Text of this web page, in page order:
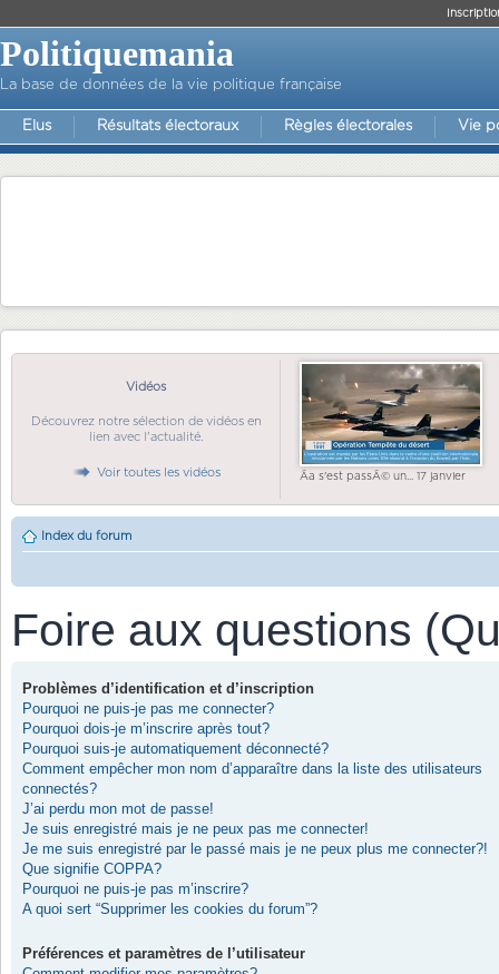
Politiquemania
La base de données de la vie politique française
Elus Résultats électoraux Règles électorales Vie
Vidéos
Découvrez notre sélection de vidéos en
lien avec l'actualité.
Voir toutes les vidéos Ãa s'est passÃ© un... 17 janvier
Index du forum
Foire aux questions
Problèmes d’identification et d’inscription
Pourquoi ne puis-je pas me connecter?
Pourquoi dois-je m’inscrire après tout?
Pourquoi suis-je automatiquement déconnecté?
Comment empêcher mon nom d’apparaître dans la liste des utilisateurs
connectés?
J’ai perdu mon mot de passe!
Je suis enregistré mais je ne peux pas me connecter!
Je me suis enregistré par le passé mais je ne peux plus me connecter?!
Que signifie COPPA?
Pourquoi ne puis-je pas m’inscrire?
A quoi sert “Supprimer les cookies du forum”?
Préférences et paramètres de l’utilisateur